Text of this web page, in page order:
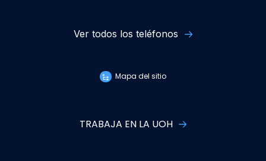
Ver todos los teléfonos
Mapa del sitio
TRABAJA EN LA UOH